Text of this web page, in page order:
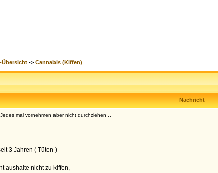
Übersicht -> Cannabis (Kiffen)
Nachricht
mal vornehmen aber nicht durchziehen ..
3 Jahren ( Tüten )
aushalte nicht zu kiffen,